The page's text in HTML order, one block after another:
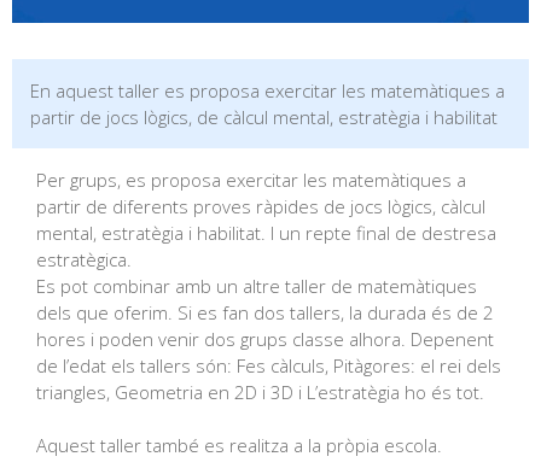
En aquest taller es proposa exercitar les matemàtiques a
partir de jocs lògics, de càlcul mental, estratègia i habilitat
Per grups, es proposa exercitar les matemàtiques a
partir de diferents proves ràpides de jocs lògics, càlcul
mental, estratègia i habilitat. I un repte final de destresa
estratègica.
Es pot combinar amb un altre taller de matemàtiques
dels que oferim. Si es fan dos tallers, la durada és de 2
hores i poden venir dos grups classe alhora. Depenent
de l’edat els tallers són: Fes càlculs, Pitàgores: el rei dels
triangles, Geometria en 2D i 3D i L’estratègia ho és tot.
Aquest taller també es realitza a la pròpia escola.